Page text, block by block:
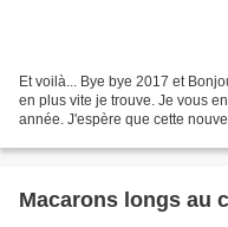
Et voilà... Bye bye 2017 et
en plus vite je trouve. Je vous
année. J'espère que cette
Macarons longs au